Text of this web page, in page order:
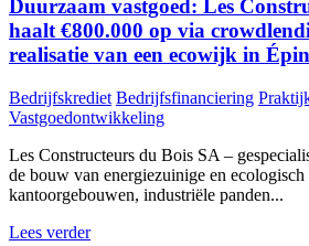
Duurzaam vastgoed: Les
haalt €800.000 op via
realisatie van een ecowijk in
Bedrijfskrediet Bedrijfsfinanciering
Vastgoedontwikkeling
Les Constructeurs du Bois SA –
de bouw van energiezuinige en ecologisch
kantoorgebouwen, industriële panden...
Lees verder